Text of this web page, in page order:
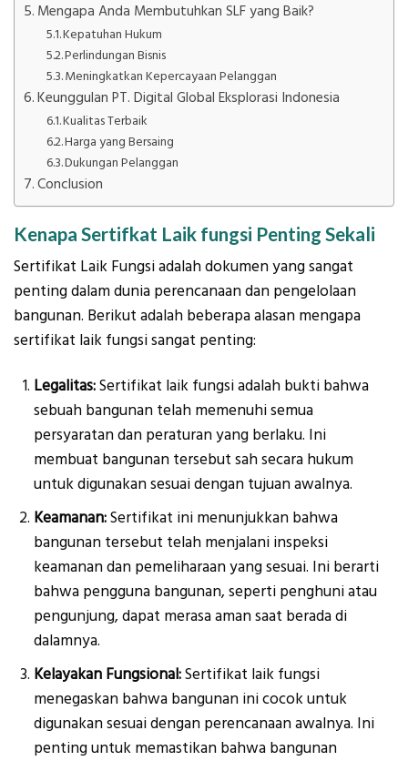
Mengapa Anda Membutuhkan SLF yang Baik?
Kepatuhan Hukum
Perlindungan Bisnis
Meningkatkan Kepercayaan Pelanggan
Keunggulan PT. Digital Global Eksplorasi Indonesia
Kualitas Terbaik
Harga yang Bersaing
Dukungan Pelanggan
Conclusion
Kenapa Sertifkat Laik fungsi Penting Sekali
Sertifikat Laik Fungsi adalah dokumen yang sangat
penting dalam dunia perencanaan dan pengelolaan
bangunan. Berikut adalah beberapa alasan mengapa
sertifikat laik fungsi sangat penting:
Legalitas:Sertifikat laik fungsi adalah bukti bahwa
sebuah bangunan telah memenuhi semua
persyaratan dan peraturan yang berlaku. Ini
membuat bangunan tersebut sah secara hukum
untuk digunakan sesuai dengan tujuan awalnya.
Keamanan:Sertifikat ini menunjukkan bahwa
bangunan tersebut telah menjalani inspeksi
keamanan dan pemeliharaan yang sesuai. Ini berarti
bahwa pengguna bangunan, seperti penghuni atau
pengunjung, dapat merasa aman saat berada di
dalamnya.
Kelayakan Fungsional:Sertifikat laik fungsi
menegaskan bahwa bangunan ini cocok untuk
digunakan sesuai dengan perencanaan awalnya. Ini
penting untuk memastikan bahwa bangunan